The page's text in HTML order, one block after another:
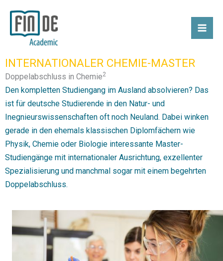
Inhalt
springen
INTERNATIONALER CHEMIE-MASTER
Doppelabschluss in Chemie2
Den kompletten Studiengang im Ausland absolvieren? Das
ist für deutsche Studierende in den Natur- und
Inegnieurswissenschaften oft noch Neuland. Dabei winken
gerade in den ehemals klassischen Diplomfächern wie
Physik, Chemie oder Biologie interessante Master-
Studiengänge mit internationaler Ausrichtung, exzellenter
Spezialisierung und manchmal sogar mit einem begehrten
Doppelabschluss.